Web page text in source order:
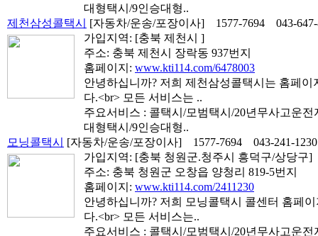
대형택시/9인승대형..
제천삼성콜택시
[자동차/운송/포장이사] 1577-7694
043-
가입지역: [충북 제천시 ]
주소: 충북 제천시 장락동 937번지
홈페이지: www.kti114.com/6478003
안녕하십니까? 저희 제천삼성콜택시는 홈페
다.<br> 모든 서비스는 ..
주요서비스 : 콜택시/모범택시/20년무사고운
대형택시/9인승대형..
모닝콜택시
[자동차/운송/포장이사] 1577-7694
043-241-1230
가입지역: [충북 청원군.청주시 흥덕구/상당구]
주소: 충북 청원군 오창읍 양청리 819-5번지
홈페이지: www.kti114.com/2411230
안녕하십니까? 저희 모닝콜택시 콜센터 홈페
다.<br> 모든 서비스는..
주요서비스 : 콜택시/모범택시/20년무사고운